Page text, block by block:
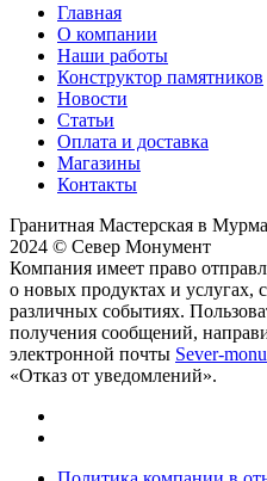
Главная
О компании
Наши работы
Конструктор памятников
Новости
Статьи
Оплата и доставка
Магазины
Контакты
Гранитная Мастерская в
2024 © Север Монумент
Компания имеет право
о новых продуктах и услугах,
различных событиях.
получения сообщений,
электронной почты Sever-
«Отказ от уведомлений».